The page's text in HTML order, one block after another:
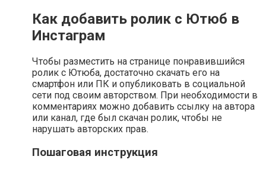
Как добавить ролик с Ютюб в
Инстаграм
Чтобы разместить на странице понравившийся
ролик с Ютюба, достаточно скачать его на
смартфон или ПК и опубликовать в социальной
сети под своим авторством. При необходимости в
комментариях можно добавить ссылку на автора
или канал, где был скачан ролик, чтобы не
нарушать авторских прав.
Пошаговая инструкция